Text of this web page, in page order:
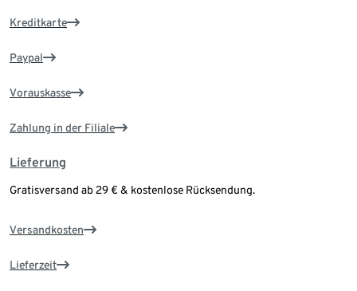
Kreditkarte
Paypal
Vorauskasse
Zahlung in der Filiale
Lieferung
Gratisversand ab 29 € & kostenlose Rücksendung.
Versandkosten
Lieferzeit